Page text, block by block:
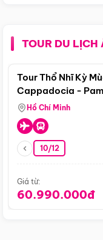
TOUR DU
Tour Thổ Nhĩ Kỳ
Cappadocia -
Hồ Chí Minh
10/12
Giá từ:
60.990.000đ